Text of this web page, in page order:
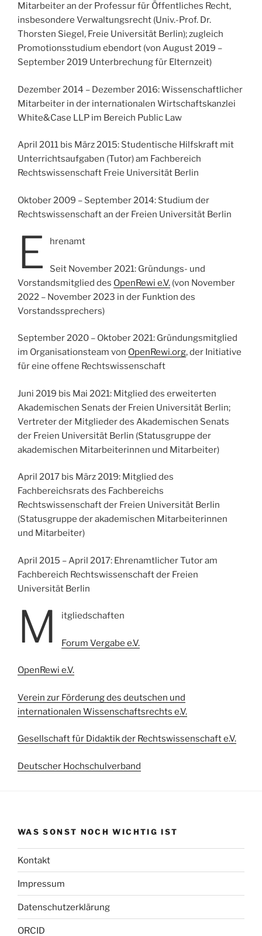
Mitarbeiter an der Professur für Öffentliches Recht,
insbesondere Verwaltungsrecht (Univ.-Prof. Dr.
Thorsten Siegel, Freie Universität Berlin); zugleich
Promotionsstudium ebendort (von August 2019 –
September 2019 Unterbrechung für Elternzeit)
Dezember 2014 – Dezember 2016: Wissenschaftlicher
Mitarbeiter in der internationalen Wirtschaftskanzlei
White&Case LLP im Bereich Public Law
April 2011 bis März 2015: Studentische Hilfskraft mit
Unterrichtsaufgaben (Tutor) am Fachbereich
Rechtswissenschaft Freie Universität Berlin
Oktober 2009 – September 2014: Studium der
Rechtswissenschaft an der Freien Universität Berlin
E hrenamt
Seit November 2021: Gründungs- und
Vorstandsmitglied des OpenRewi e.V. (von November
2022 – November 2023 in der Funktion des
Vorstandssprechers)
September 2020 – Oktober 2021: Gründungsmitglied
im Organisationsteam von OpenRewi.org, der Initiative
für eine offene Rechtswissenschaft
Juni 2019 bis Mai 2021: Mitglied des erweiterten
Akademischen Senats der Freien Universität Berlin;
Vertreter der Mitglieder des Akademischen Senats
der Freien Universität Berlin (Statusgruppe der
akademischen Mitarbeiterinnen und Mitarbeiter)
April 2017 bis März 2019: Mitglied des
Fachbereichsrats des Fachbereichs
Rechtswissenschaft der Freien Universität Berlin
(Statusgruppe der akademischen Mitarbeiterinnen
und Mitarbeiter)
April 2015 – April 2017: Ehrenamtlicher Tutor am
Fachbereich Rechtswissenschaft der Freien
Universität Berlin
M itgliedschaften
Forum Vergabe e.V.
OpenRewi e.V.
Verein zur Förderung des deutschen und
internationalen Wissenschaftsrechts e.V.
Gesellschaft für Didaktik der Rechtswissenschaft e.V.
Deutscher Hochschulverband
WAS SONST NOCH WICHTIG IST
Kontakt
Impressum
Datenschutzerklärung
ORCID